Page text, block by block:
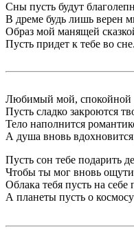
Сны пусть будут
В дреме будь лишь верен
Образ мой манящей
Пусть придет к тебе во сне.
Любимый мой, спокойной
Пусть сладко закроются
Тело наполнится
А душа вновь
Пусть сон тебе подарить
Чтобы ты мог вновь
Облака тебя пусть на себе
А планеты пусть о